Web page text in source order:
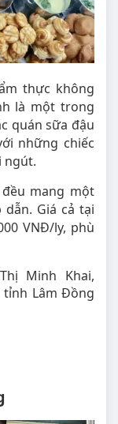
thực không
là một trong
quán sữa đậu
những chiếc
ngút.
mang một
Giá cả tại
VNĐ/ly, phù
Minh Khai,
Lâm Đồng